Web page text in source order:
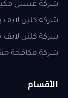
شركة غسيل
شركة كلين لايف بابها
شركة كلين لايف
شركة مكافحة
الأقسام